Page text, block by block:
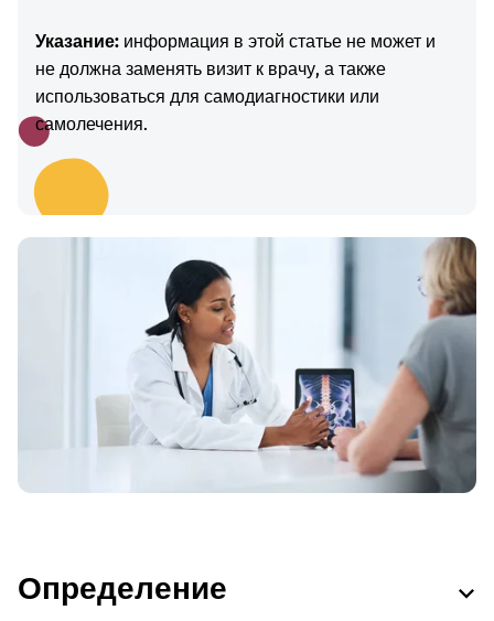
Указание: информация в этой статье не может и
не должна заменять визит к врачу, а также
использоваться для самодиагностики или
самолечения.
Определение